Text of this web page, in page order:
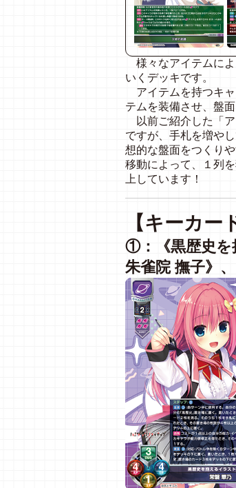
様々なアイテムによ
いくデッキです。
アイテムを持つキャ
テムを装備させ、盤
以前ご紹介した「ア
ですが、手札を増や
想的な盤面をつくり
移動によって、１列
上しています！
【キーカー
①：《黒歴史を
朱雀院 撫子》